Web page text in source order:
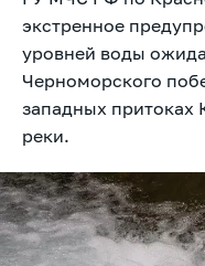
экстренное
уровней воды
Черноморского
западных притоках
реки.